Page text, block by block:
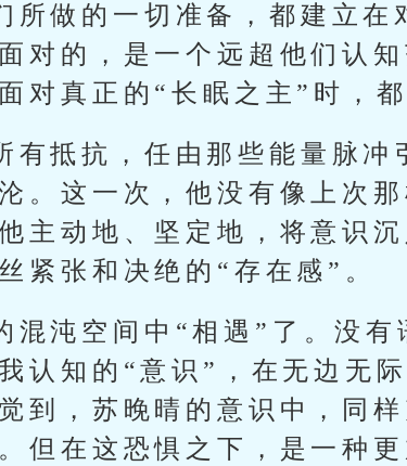
所做的一切准备，都建立在
对的，是一个远超他们认
对真正的“长眠之主”时，
有抵抗，任由那些能量脉冲
。这一次，他没有像上次
主动地、坚定地，将意识
紧张和决绝的“存在感”。
混沌空间中“相遇”了。没有
认知的“意识”，在无边无
到，苏晚晴的意识中，同
但在这恐惧之下，是一种